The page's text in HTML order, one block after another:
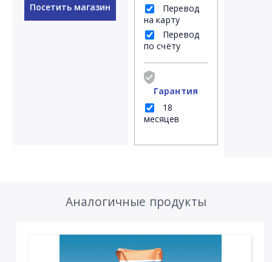
Посетить магазин
Перевод
на карту
Перевод
по счёту
Гарантия
18
месяцев
Аналогичные продукты